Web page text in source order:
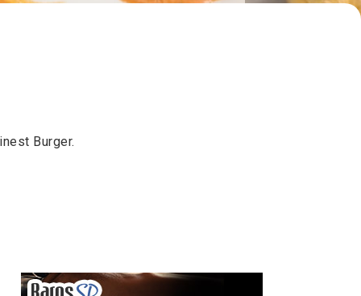
Burger.